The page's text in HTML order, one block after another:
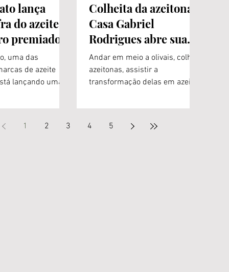
lança
do azeite
premiado
uma das
de azeite
lançando uma
o
Colheita da azeitona:
Casa Gabriel
Rodrigues abre sua
fazenda para uma
experiência em meio
aos olivais
Andar em meio a olivais, colher
azeitonas, assistir a
transformação delas em azeite,
do seu frescor e...
1 2 3 4 5